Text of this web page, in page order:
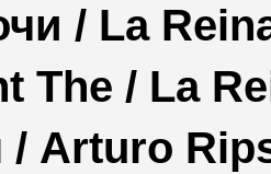
/ La
The / La
Arturo